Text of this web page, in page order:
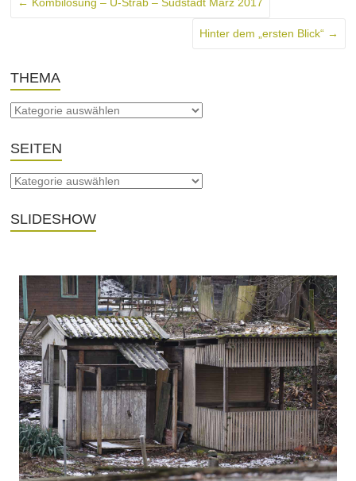
← Kombilösung – U-Strab – Südstadt März 2017
Hinter dem „ersten Blick“ →
THEMA
SEITEN
SLIDESHOW